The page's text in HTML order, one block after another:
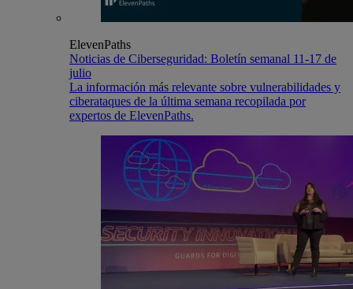
ElevenPaths
Noticias de Ciberseguridad: Boletín semanal 11-17 de
julio
La información más relevante sobre vulnerabilidades y
ciberataques de la última semana recopilada por
expertos de ElevenPaths.